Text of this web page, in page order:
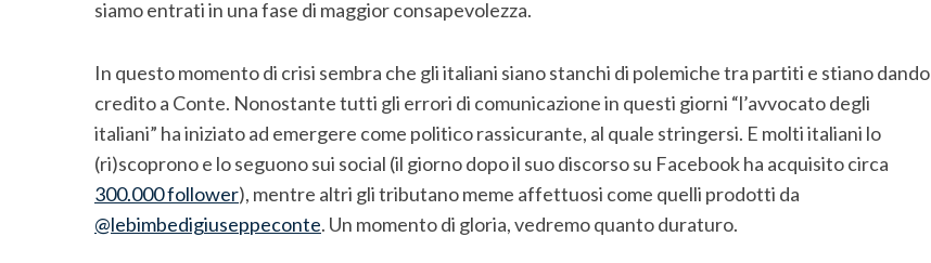
siamo entrati in una fase di maggior consapevolezza.
In questo momento di crisi sembra che gli italiani siano stanchi di polemiche tra partiti e stiano dando
credito a Conte. Nonostante tutti gli errori di comunicazione in questi giorni “l’avvocato degli
italiani” ha iniziato ad emergere come politico rassicurante, al quale stringersi. E molti italiani lo
(ri)scoprono e lo seguono sui social (il giorno dopo il suo discorso su Facebook ha acquisito circa
300.000 follower), mentre altri gli tributano meme affettuosi come quelli prodotti da
@lebimbedigiuseppeconte. Un momento di gloria, vedremo quanto duraturo.
S
e
a